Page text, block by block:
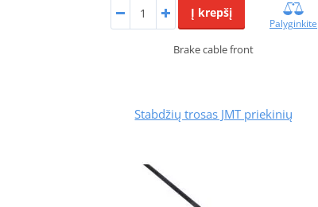
Į krepšį
Palyginkite
Brake cable front
Stabdžių trosas JMT priekinių